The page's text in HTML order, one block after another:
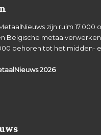
zijn ruim 17.000
Belgische
behoren tot het midden-
2026